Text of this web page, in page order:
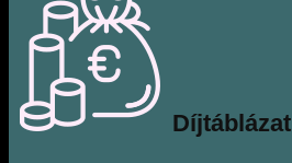
Díjtáblázat